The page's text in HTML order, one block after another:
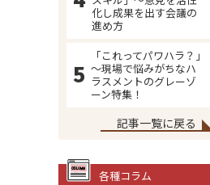
化し成果を出す会議の
進め方
「これってパワハラ？」
～現場で悩みがちなハ
ラスメントのグレーゾ
ーン特集！
記事一覧に戻る
各種コラム